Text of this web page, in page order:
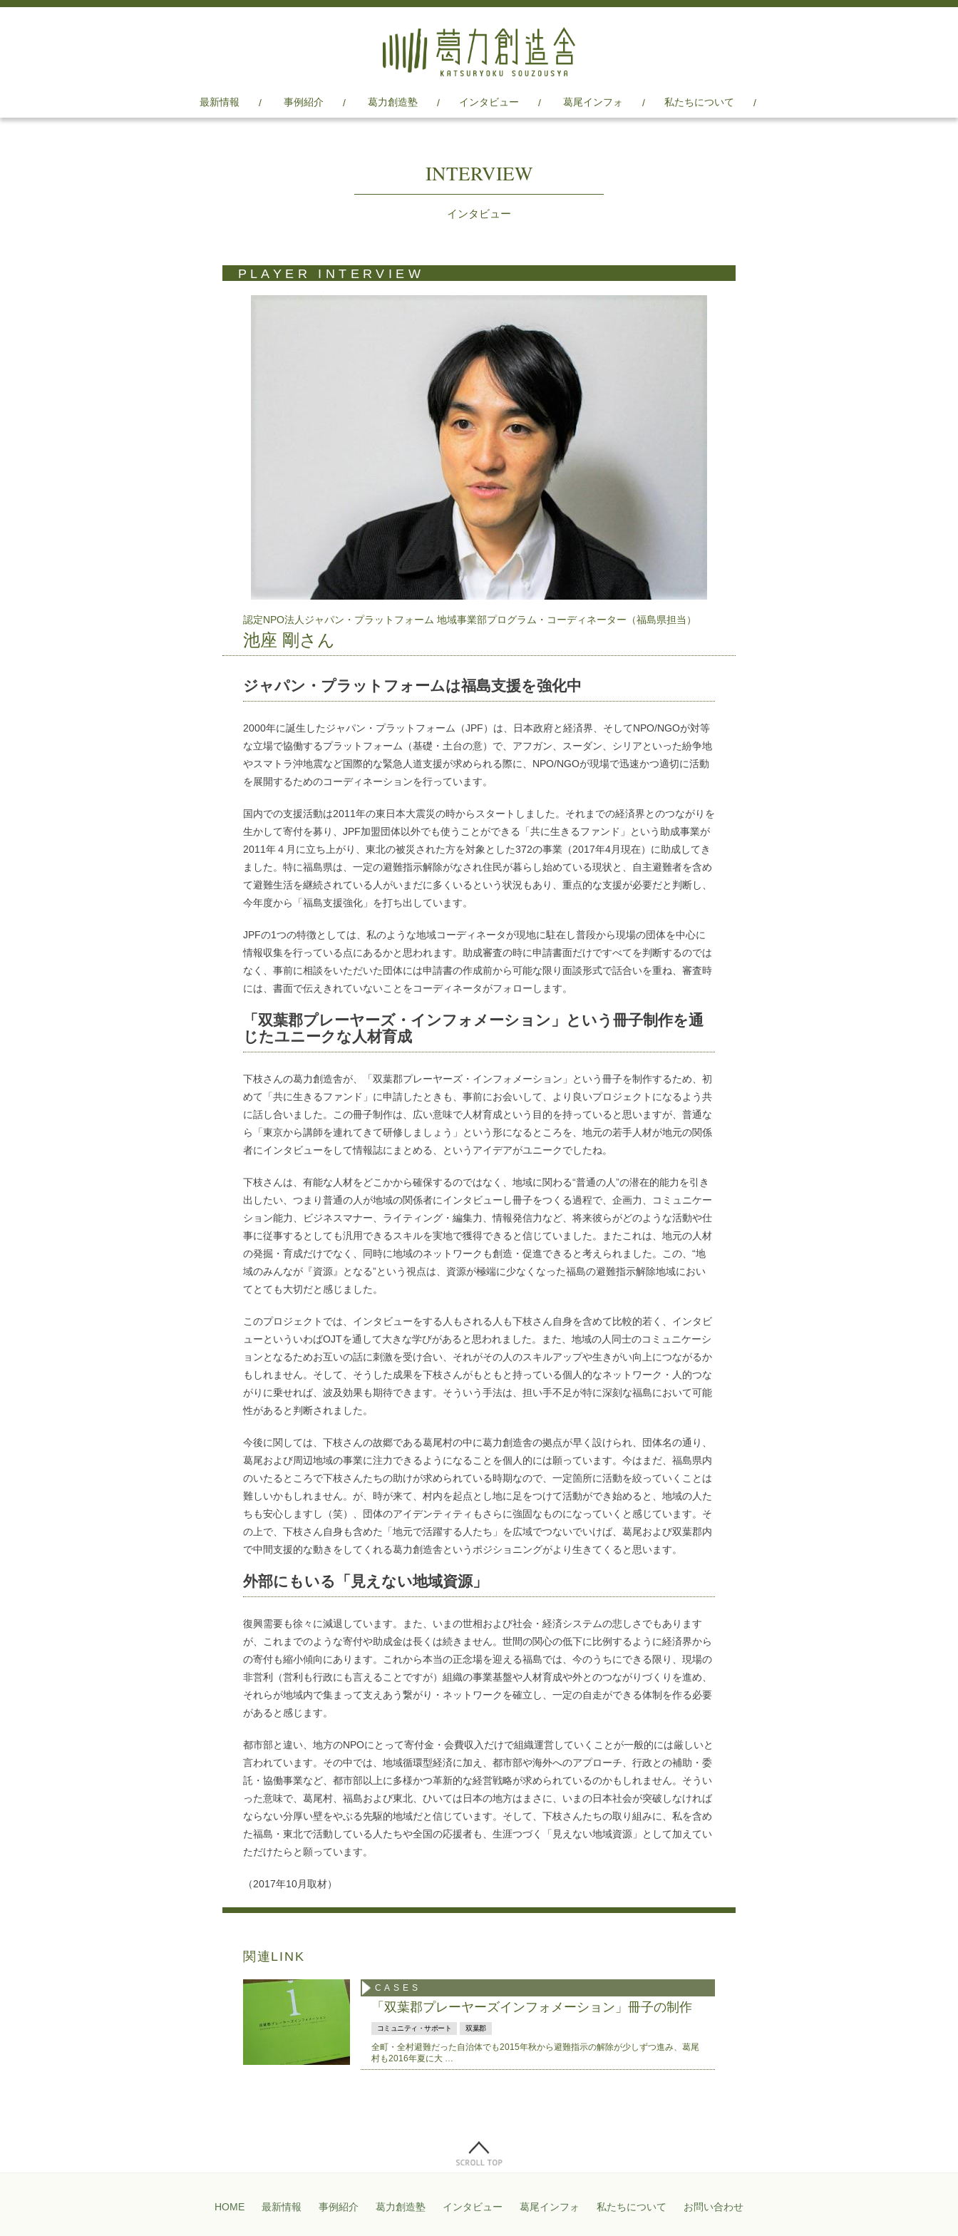
最新情報 事例紹介 葛力創造塾 インタビュー 葛尾インフォ 私たちについて
INTERVIEW
インタビュー
PLAYER INTERVIEW
認定NPO法人ジャパン・プラットフォーム 地域事業部プログラム・コーディネーター（福島県担当）
池座 剛さん
ジャパン・プラットフォームは福島支援を強化中
2000年に誕生したジャパン・プラットフォーム（JPF）は、日本政府と経済界、そしてNPO/NGOが対等
な立場で協働するプラットフォーム（基礎・土台の意）で、アフガン、スーダン、シリアといった紛争地
やスマトラ沖地震など国際的な緊急人道支援が求められる際に、NPO/NGOが現場で迅速かつ適切に活動
を展開するためのコーディネーションを行っています。
国内での支援活動は2011年の東日本大震災の時からスタートしました。それまでの経済界とのつながりを
生かして寄付を募り、JPF加盟団体以外でも使うことができる「共に生きるファンド」という助成事業が
2011年４月に立ち上がり、東北の被災された方を対象とした372の事業（2017年4月現在）に助成してき
ました。特に福島県は、一定の避難指示解除がなされ住民が暮らし始めている現状と、自主避難者を含め
て避難生活を継続されている人がいまだに多くいるという状況もあり、重点的な支援が必要だと判断し、
今年度から「福島支援強化」を打ち出しています。
JPFの1つの特徴としては、私のような地域コーディネータが現地に駐在し普段から現場の団体を中心に
情報収集を行っている点にあるかと思われます。助成審査の時に申請書面だけですべてを判断するのでは
なく、事前に相談をいただいた団体には申請書の作成前から可能な限り面談形式で話合いを重ね、審査時
には、書面で伝えきれていないことをコーディネータがフォローします。
「双葉郡プレーヤーズ・インフォメーション」という冊子制作を通
じたユニークな人材育成
下枝さんの葛力創造舎が、「双葉郡プレーヤーズ・インフォメーション」という冊子を制作するため、初
めて「共に生きるファンド」に申請したときも、事前にお会いして、より良いプロジェクトになるよう共
に話し合いました。この冊子制作は、広い意味で人材育成という目的を持っていると思いますが、普通な
ら「東京から講師を連れてきて研修しましょう」という形になるところを、地元の若手人材が地元の関係
者にインタビューをして情報誌にまとめる、というアイデアがユニークでしたね。
下枝さんは、有能な人材をどこかから確保するのではなく、地域に関わる“普通の人”の潜在的能力を引き
出したい、つまり普通の人が地域の関係者にインタビューし冊子をつくる過程で、企画力、コミュニケー
ション能力、ビジネスマナー、ライティング・編集力、情報発信力など、将来彼らがどのような活動や仕
事に従事するとしても汎用できるスキルを実地で獲得できると信じていました。またこれは、地元の人材
の発掘・育成だけでなく、同時に地域のネットワークも創造・促進できると考えられました。この、“地
域のみんなが『資源』となる”という視点は、資源が極端に少なくなった福島の避難指示解除地域におい
てとても大切だと感じました。
このプロジェクトでは、インタビューをする人もされる人も下枝さん自身を含めて比較的若く、インタビ
ューといういわばOJTを通して大きな学びがあると思われました。また、地域の人同士のコミュニケーシ
ョンとなるためお互いの話に刺激を受け合い、それがその人のスキルアップや生きがい向上につながるか
もしれません。そして、そうした成果を下枝さんがもともと持っている個人的なネットワーク・人的つな
がりに乗せれば、波及効果も期待できます。そういう手法は、担い手不足が特に深刻な福島において可能
性があると判断されました。
今後に関しては、下枝さんの故郷である葛尾村の中に葛力創造舎の拠点が早く設けられ、団体名の通り、
葛尾および周辺地域の事業に注力できるようになることを個人的には願っています。今はまだ、福島県内
のいたるところで下枝さんたちの助けが求められている時期なので、一定箇所に活動を絞っていくことは
難しいかもしれません。が、時が来て、村内を起点とし地に足をつけて活動ができ始めると、地域の人た
ちも安心しますし（笑）、団体のアイデンティティもさらに強固なものになっていくと感じています。そ
の上で、下枝さん自身も含めた「地元で活躍する人たち」を広域でつないでいけば、葛尾および双葉郡内
で中間支援的な動きをしてくれる葛力創造舎というポジショニングがより生きてくると思います。
外部にもいる「見えない地域資源」
復興需要も徐々に減退しています。また、いまの世相および社会・経済システムの悲しさでもあります
が、これまでのような寄付や助成金は長くは続きません。世間の関心の低下に比例するように経済界から
の寄付も縮小傾向にあります。これから本当の正念場を迎える福島では、今のうちにできる限り、現場の
非営利（営利も行政にも言えることですが）組織の事業基盤や人材育成や外とのつながりづくりを進め、
それらが地域内で集まって支えあう繋がり・ネットワークを確立し、一定の自走ができる体制を作る必要
があると感じます。
都市部と違い、地方のNPOにとって寄付金・会費収入だけで組織運営していくことが一般的には厳しいと
言われています。その中では、地域循環型経済に加え、都市部や海外へのアプローチ、行政との補助・委
託・協働事業など、都市部以上に多様かつ革新的な経営戦略が求められているのかもしれません。そうい
った意味で、葛尾村、福島および東北、ひいては日本の地方はまさに、いまの日本社会が突破しなければ
ならない分厚い壁をやぶる先駆的地域だと信じています。そして、下枝さんたちの取り組みに、私を含め
た福島・東北で活動している人たちや全国の応援者も、生涯つづく「見えない地域資源」として加えてい
ただけたらと願っています。
（2017年10月取材）
関連LINK
CASES
「双葉郡プレーヤーズインフォメーション」冊子の制作
コミュニティ・サポート 双葉郡
全町・全村避難だった自治体でも2015年秋から避難指示の解除が少しずつ進み、葛尾
村も2016年夏に大 …
HOME 最新情報 事例紹介 葛力創造塾 インタビュー 葛尾インフォ 私たちについて お問い合わせ